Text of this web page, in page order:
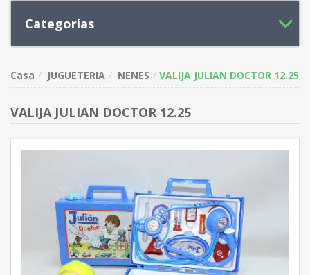
Categorías
Casa JUGUETERIA NENES VALIJA JULIAN DOCTOR 12.25
VALIJA JULIAN DOCTOR 12.25